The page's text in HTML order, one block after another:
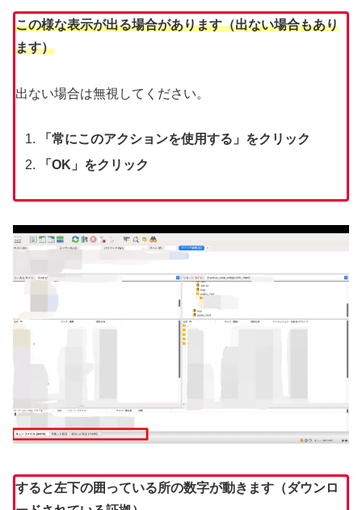
この様な表示が出る場合があります（出ない場合もあり
ます）
出ない場合は無視してください。
「常にこのアクションを使用する」をクリック
「OK」をクリック
すると左下の囲っている所の数字が動きます（ダウンロ